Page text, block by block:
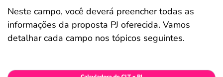
Neste campo, você deverá preencher todas as
informações da proposta PJ oferecida. Vamos
detalhar cada campo nos tópicos seguintes.